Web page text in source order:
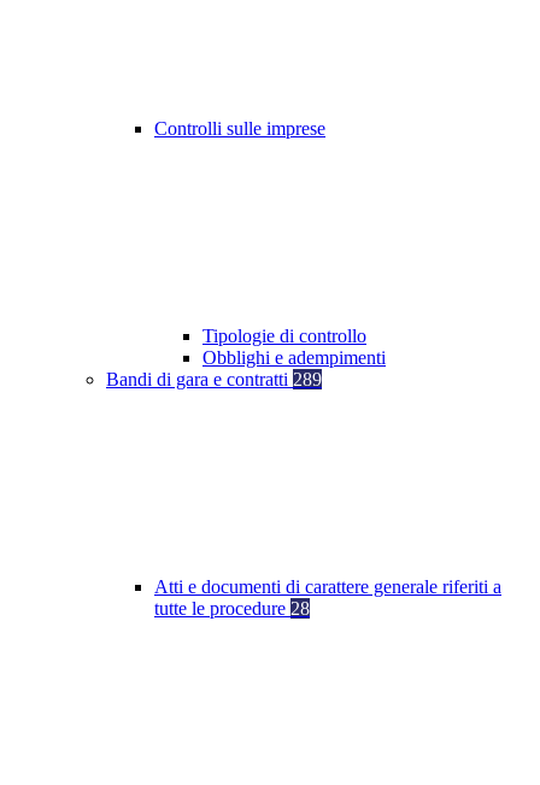
Controlli sulle imprese
Tipologie di controllo
Obblighi e adempimenti
Bandi di gara e contratti 289
Atti e documenti di carattere generale riferiti a
tutte le procedure 28